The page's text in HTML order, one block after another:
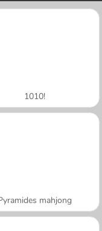
1010!
mahjong